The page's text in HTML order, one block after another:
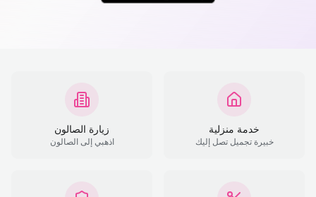
خدمة منزلية
خبيرة تجميل تصل إليك
زيارة الصالون
اذهبي إلى الصالون